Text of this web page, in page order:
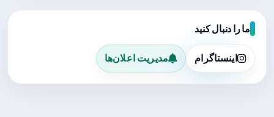
ما را دنبال کنید
اینستاگرام مدیریت اعلان‌ها